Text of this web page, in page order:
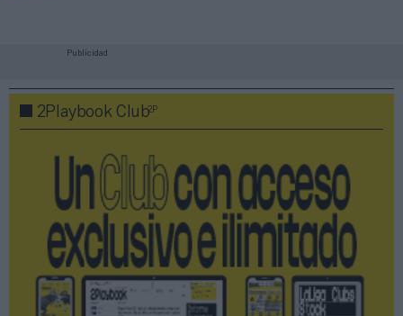
Publicidad
2Playbook Club2P